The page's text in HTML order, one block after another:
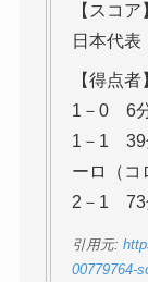
【スコア
日本代
【得点者
1－0 6
1－1 39
ーロ（コ
2－1 73
引用元:
00779764-